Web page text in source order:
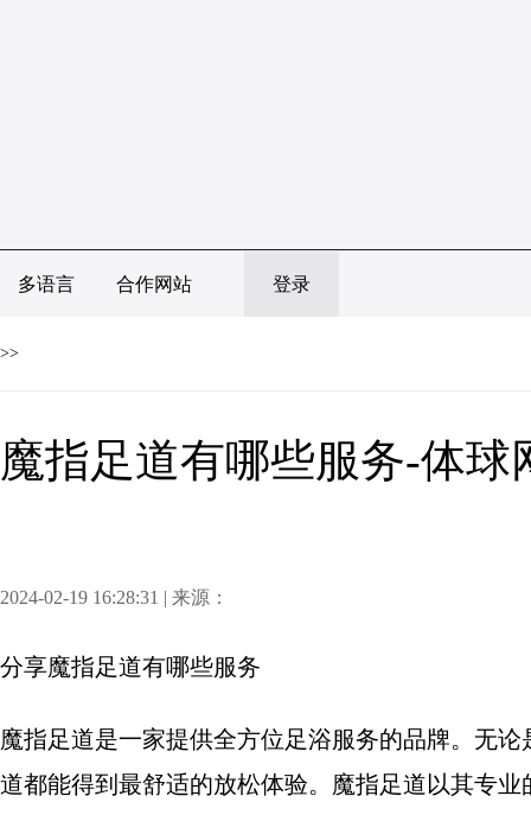
多语言 合作网站 登录
>>
魔指足道有哪些服务-体球
2024-02-19 16:28:31 | 来源：
分享魔指足道有哪些服务
魔指足道是一家提供全方位足浴服务的品牌。无
道都能得到最舒适的放松体验。魔指足道以其专